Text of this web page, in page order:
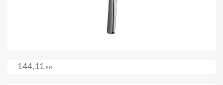
144,11 KR